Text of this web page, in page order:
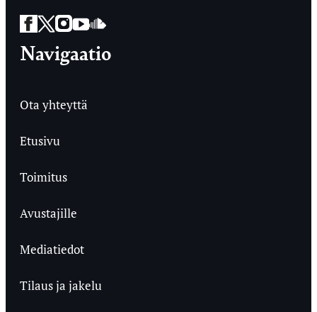
Facebook
Twitter
Instagram
YouTube
SoundCloud
Navigaatio
Ota yhteyttä
Etusivu
Toimitus
Avustajille
Mediatiedot
Tilaus ja jakelu